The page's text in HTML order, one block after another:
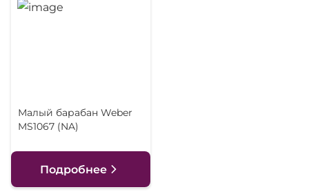
Малый барабан Weber
MS1067 (NA)
Подробнее